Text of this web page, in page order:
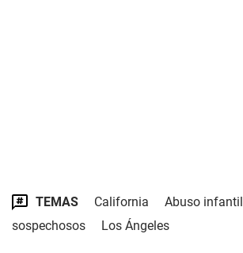
TEMAS California Abuso infantil
sospechosos
Los Ángeles